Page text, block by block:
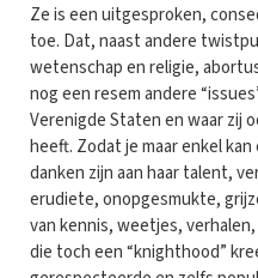
Ze is een uitgesproken,
toe. Dat, naast andere
wetenschap en religie,
nog een resem andere
Verenigde Staten en waar zij
heeft. Zodat je maar enkel
danken zijn aan haar talent,
erudiete, onopgesmukte,
van kennis, weetjes,
die toch een “knighthood”